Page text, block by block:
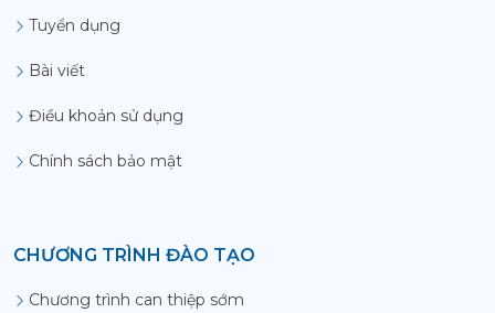
Tuyển dụng
Bài viết
Điều khoản sử dụng
Chính sách bảo mật
CHƯƠNG TRÌNH ĐÀO TẠO
Chương trình can thiệp sớm